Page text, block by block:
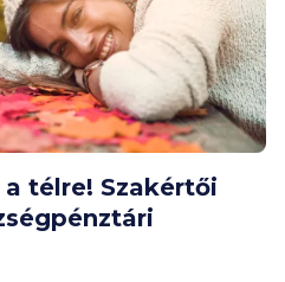
télre! Szakértői